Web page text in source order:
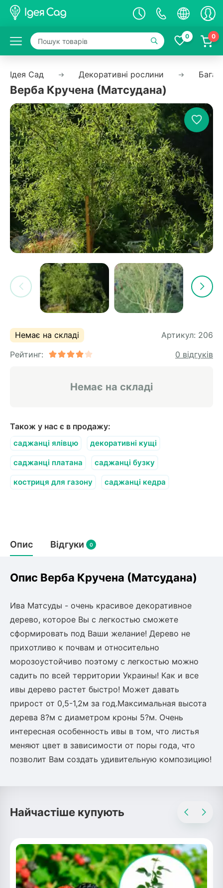
0 0
Ідея Сад Декоративні рослини
Верба Кручена (Матсудана)
Немає на складі Артикул: 206
Рейтинг:
0 відгуків
Немає на складі
Також у нас є в продажу:
саджанці ялівцю декоративні кущі
саджанці платана саджанці бузку
костриця для газону саджанці кедра
Опис Відгуки 0
Опис Верба Кручена (Матсудана)
Ива Матсуды - очень красивое декоративное
дерево, которое Вы с легкостью сможете
сформировать под Ваши желание! Дерево не
прихотливо к почвам и относительно
морозоустойчиво поэтому с легкостью можно
садить по всей территории Украины! Как и все
ивы дерево растет быстро! Может давать
прирост от 0,5-1,2м за год.Максимальная высота
дерева 8?м с диаметром кроны 5?м. Очень
интересная особенность ивы в том, что листья
меняют цвет в зависимости от поры года, что
позволит Вам создать удивительную композицию!
Найчастіше купують